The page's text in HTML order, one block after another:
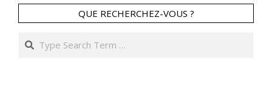
QUE RECHERCHEZ-VOUS ?
Search